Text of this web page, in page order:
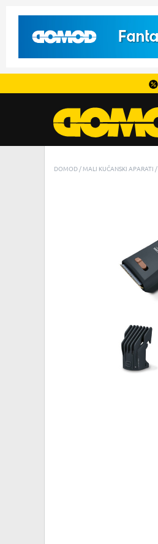
DOMOD MALI KUĆANSKI APARATI